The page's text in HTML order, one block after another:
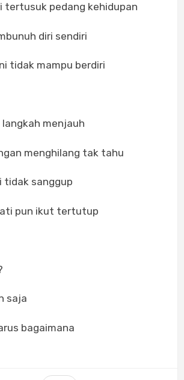
tertusuk pedang kehidupan
diri sendiri
tidak mampu berdiri
menjauh
menghilang tak tahu
tidak sanggup
pun ikut tertutup
saja
bagaimana